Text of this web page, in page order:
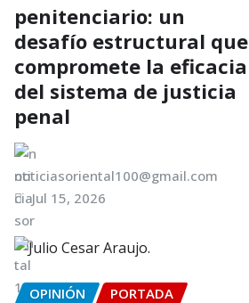
penitenciario: un
desafío estructural que
compromete la eficacia
del sistema de justicia
penal
noticiasoriental100@gmail.com
Jul 15, 2026
OPINIÓN PORTADA